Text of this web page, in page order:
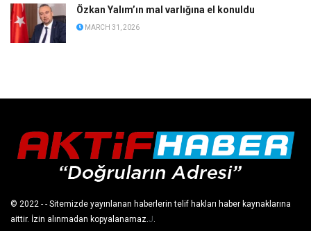
Özkan Yalım’ın mal varlığına el konuldu
MARCH 31, 2026
© 2022 - - Sitemizde yayınlanan haberlerin telif hakları haber kaynaklarına
aittir. İzin alınmadan kopyalanamaz.J.